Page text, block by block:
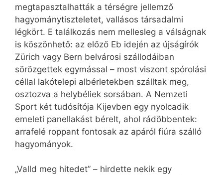
megtapasztalhatták a térségre jellemző
hagyománytiszteletet, vallásos társadalmi
légkört. E találkozás nem mellesleg a válságnak
is köszönhető: az előző Eb idején az újságírók
Zürich vagy Bern belvárosi szállodáiban
sörözgettek egymással – most viszont spórolási
céllal lakótelepi albérletekben szálltak meg,
osztozva a helybéliek sorsában. A Nemzeti
Sport két tudósítója Kijevben egy nyolcadik
emeleti panellakást bérelt, ahol rádöbbentek:
arrafelé roppant fontosak az apáról fiúra szálló
hagyományok.
„Valld meg hitedet” – hirdette nekik egy